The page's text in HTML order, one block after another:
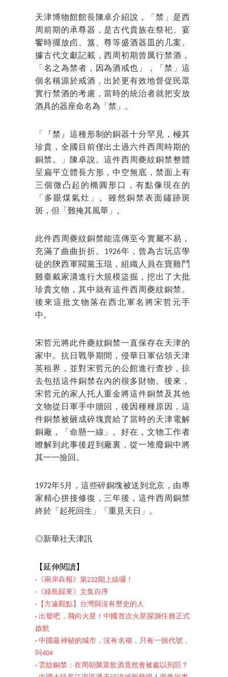
天津博物館館長陳卓介紹說，「禁」是西
周前期的承尊器，是古代貴族在祭祀、宴
饗時擺放卣、簋、尊等盛酒器皿的几案。
據古代文獻記載，西周初期曾厲行禁酒，
「名之為禁者，因為酒戒也」，「禁」這
個名稱源於戒酒，出於更有效地督促民眾
實行禁酒的考慮，當時的統治者就把安放
酒具的器座命名為「禁」。
「『禁』這種形制的銅器十分罕見，極其
珍貴，全國目前僅出土過六件西周時期的
銅禁。」陳卓說。這件西周夔紋銅禁整體
呈扁平立體長方形，中空無底，禁面上有
三個微凸起的橢圓形口，有點像現在的
「多眼煤氣灶」。雖然銅禁表面鏽跡斑
斑，但「難掩其風華」。
此件西周夔紋銅禁能流傳至今實屬不易，
充滿了曲曲折折。1926年，曾為古玩店學
徒的陝西軍閥黨玉琨，組織人員在寶雞鬥
雞臺戴家溝進行大規模盜掘，挖出了大批
珍貴文物，其中就有這件西周夔紋銅禁。
後來這批文物落在西北軍名將宋哲元手
中。
宋哲元將此件夔紋銅禁一直保存在天津的
家中。抗日戰爭期間，侵華日軍佔領天津
英租界，並對宋哲元的公館進行查抄，掠
去包括這件銅禁在內的很多財物。後來，
宋哲元的家人托人重金將這件銅禁及其他
文物從日軍手中贖回，後因種種原因，這
件銅禁被砸成碎塊賣給了當時的天津電解
銅廠，「命懸一線」。好在，文物工作者
瞭解到此事後趕到廠裏，從一堆廢銅中將
其一一撿回。
1972年5月，這些碎銅塊被送到北京，由專
家精心拼接修復，三年後，這件西周銅禁
終於「起死回生」「重見天日」。
◎新華社天津訊
【延伸閱讀】
‧ 《兩岸犇報》第232期上線囉！
‧ 《綠島歸來》文集自序
‧ 【方遠觀點】台灣與沒有歷史的人
‧ 出發吧，飛向火星！中國首次火星探測任務正式
啟航
‧中國最神秘的城市，沒有名稱，只有一個代號，
叫404
‧ 雲紋銅禁：在周朝聚眾飲酒竟然會被處以刑罰？